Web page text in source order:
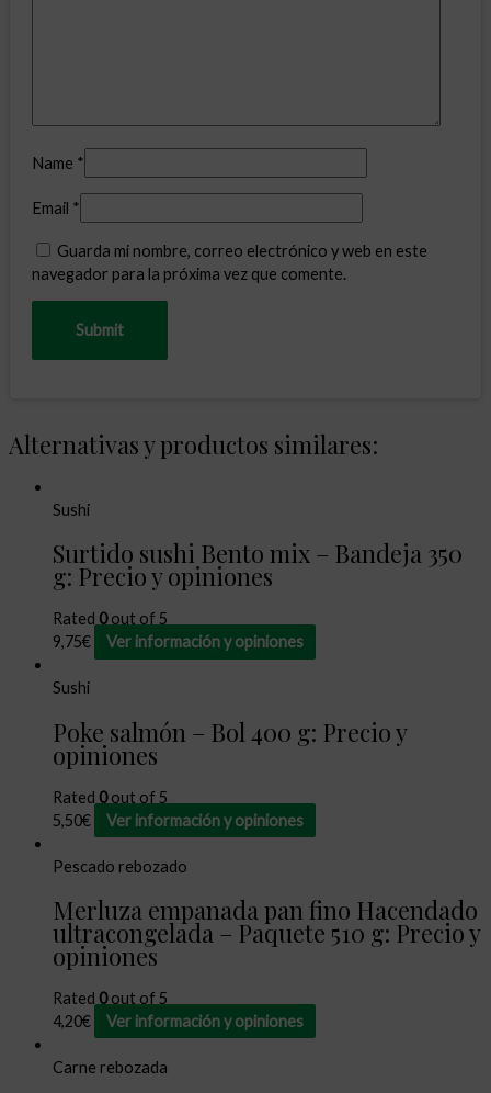
Name *
Email *
Guarda mi nombre, correo electrónico y web en este
navegador para la próxima vez que comente.
Alternativas y productos similares:
Sushi
Surtido sushi Bento mix – Bandeja 350
g: Precio y opiniones
Rated 0out of 5
9,75€ Ver información y opiniones
Sushi
Poke salmón – Bol 400 g: Precio y
opiniones
Rated 0out of 5
5,50€ Ver información y opiniones
Pescado rebozado
Merluza empanada pan fino Hacendado
ultracongelada – Paquete 510 g: Precio y
opiniones
Rated 0out of 5
4,20€ Ver información y opiniones
Carne rebozada